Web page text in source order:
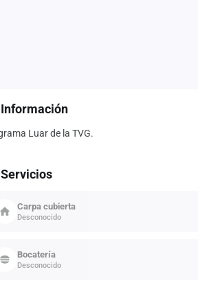
Información
Luar de la TVG.
Servicios
Carpa cubierta
Desconocido
Bocatería
Desconocido